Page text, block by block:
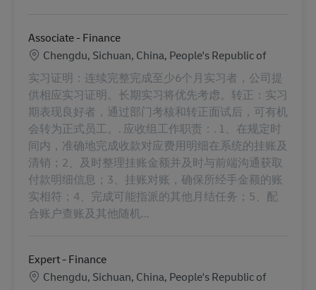
Associate - Finance
Standort
Chengdu, Sichuan, China, People's Republic of
实习证明：连续完整完成至少6个月实习者，公司提
供相应实习证明。长期实习将优先考虑。转正：实习
期表现良好者，通过部门考核和转正面试后，可有机
会转为正式员工。. 应收组工作职责：. 1、在规定时
间内，准确地完成收款对应费用明细在系统的挂账及
清销；2、及时整理挂账金额并及时与前端沟通获取
付款明细信息；3、挂账对账，确保所经手金额的账
实相符；4、完成可能指派的其他月结任务；5、配
合账户查账及其他随机...
Expert - Finance
Standort
Chengdu, Sichuan, China, People's Republic of